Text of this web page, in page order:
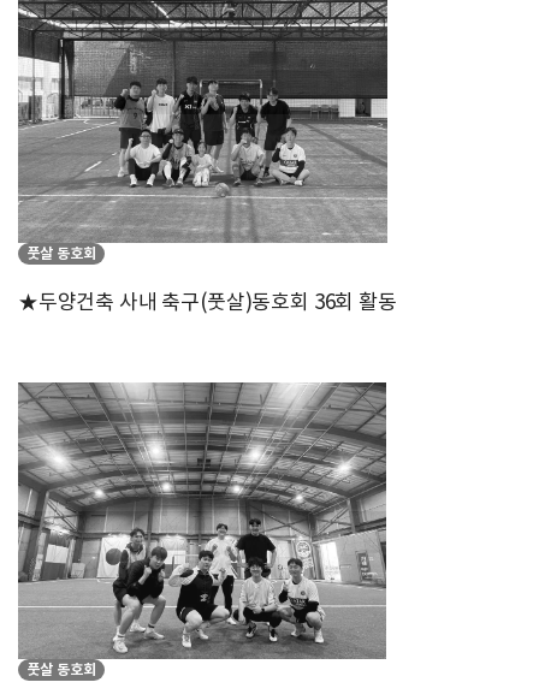
풋살 동호회
★두양건축 사내 축구(풋살)동호회 36회 활동
풋살 동호회